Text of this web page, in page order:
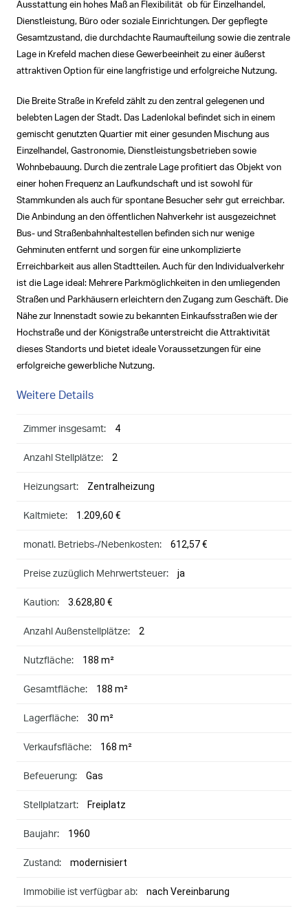
Ausstattung ein hohes Maß an Flexibilität  ob für Einzelhandel,
Dienstleistung, Büro oder soziale Einrichtungen. Der gepflegte
Gesamtzustand, die durchdachte Raumaufteilung sowie die zentrale
Lage in Krefeld machen diese Gewerbeeinheit zu einer äußerst
attraktiven Option für eine langfristige und erfolgreiche Nutzung.
Die Breite Straße in Krefeld zählt zu den zentral gelegenen und
belebten Lagen der Stadt. Das Ladenlokal befindet sich in einem
gemischt genutzten Quartier mit einer gesunden Mischung aus
Einzelhandel, Gastronomie, Dienstleistungsbetrieben sowie
Wohnbebauung. Durch die zentrale Lage profitiert das Objekt von
einer hohen Frequenz an Laufkundschaft und ist sowohl für
Stammkunden als auch für spontane Besucher sehr gut erreichbar.
Die Anbindung an den öffentlichen Nahverkehr ist ausgezeichnet 
Bus- und Straßenbahnhaltestellen befinden sich nur wenige
Gehminuten entfernt und sorgen für eine unkomplizierte
Erreichbarkeit aus allen Stadtteilen. Auch für den Individualverkehr
ist die Lage ideal: Mehrere Parkmöglichkeiten in den umliegenden
Straßen und Parkhäusern erleichtern den Zugang zum Geschäft. Die
Nähe zur Innenstadt sowie zu bekannten Einkaufsstraßen wie der
Hochstraße und der Königstraße unterstreicht die Attraktivität
dieses Standorts und bietet ideale Voraussetzungen für eine
erfolgreiche gewerbliche Nutzung.
Weitere Details
Zimmer insgesamt: 4
Anzahl Stellplätze: 2
Heizungsart: Zentralheizung
Kaltmiete: 1.209,60 €
monatl. Betriebs-/Nebenkosten: 612,57 €
Preise zuzüglich Mehrwertsteuer: ja
Kaution: 3.628,80 €
Anzahl Außenstellplätze: 2
Nutzfläche: 188 m²
Gesamtfläche: 188 m²
Lagerfläche: 30 m²
Verkaufsfläche: 168 m²
Befeuerung: Gas
Stellplatzart: Freiplatz
Baujahr: 1960
Zustand: modernisiert
Immobilie ist verfügbar ab: nach Vereinbarung